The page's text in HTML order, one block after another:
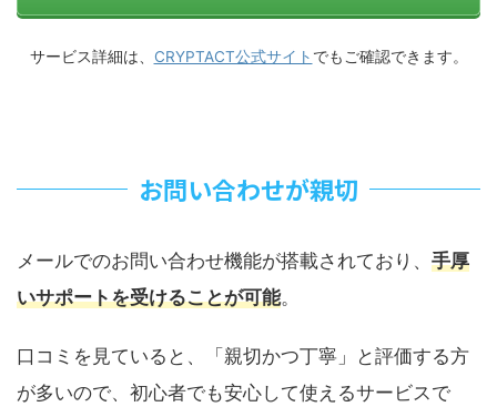
サービス詳細は、 CRYPTACT公式サイト でもご確認できます。
お問い合わせが親切
メールでのお問い合わせ機能が搭載されており、 手厚
いサポートを受けることが可能。
口コミを見ていると、「親切かつ丁寧」と評価する方
が多いので、初心者でも安心して使えるサービスで